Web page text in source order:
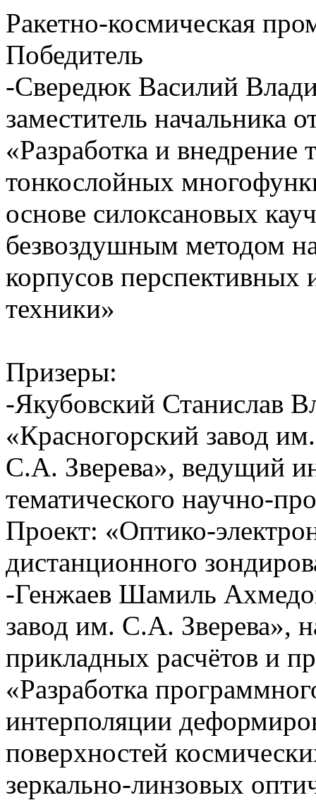
Ракетно-космическая
Победитель
-Свередюк Василий
заместитель начальника
«Разработка и внедрение
тонкослойных
основе силоксановых
безвоздушным методом
корпусов перспективных
техники»
Призеры:
-Якубовский Станислав
«Красногорский завод им.
С.А. Зверева», ведущий
тематического научно-
Проект: «Оптико-
дистанционного
-Генжаев Шамиль
завод им. С.А. Зверева»,
прикладных расчётов и
«Разработка
интерполяции
поверхностей
зеркально-линзовых